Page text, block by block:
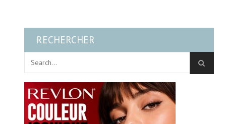
RECHERCHER